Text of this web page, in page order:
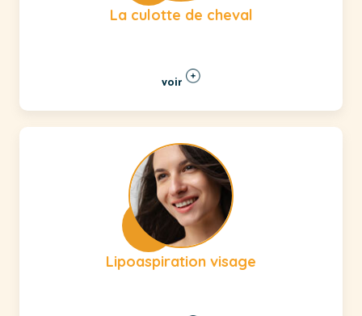
La culotte de cheval
voir
Lipoaspiration visage